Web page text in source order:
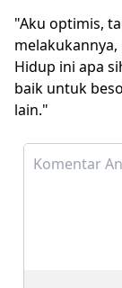
"Aku optimis,
Hidup ini apa
baik untuk
lain."